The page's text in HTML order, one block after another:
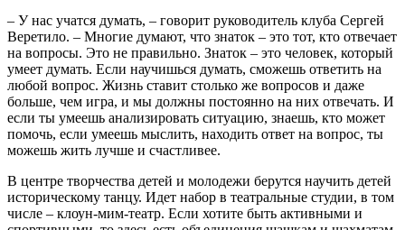
– У нас учатся думать, – говорит руководитель клуба Сергей
Веретило. – Многие думают, что знаток – это тот, кто отвечает
на вопросы. Это не правильно. Знаток – это человек, который
умеет думать. Если научишься думать, сможешь ответить на
любой вопрос. Жизнь ставит столько же вопросов и даже
больше, чем игра, и мы должны постоянно на них отвечать. И
если ты умеешь анализировать ситуацию, знаешь, кто может
помочь, если умеешь мыслить, находить ответ на вопрос, ты
можешь жить лучше и счастливее.
В центре творчества детей и молодежи берутся научить детей
историческому танцу. Идет набор в театральные студии, в том
числе – клоун-мим-театр. Если хотите быть активными и